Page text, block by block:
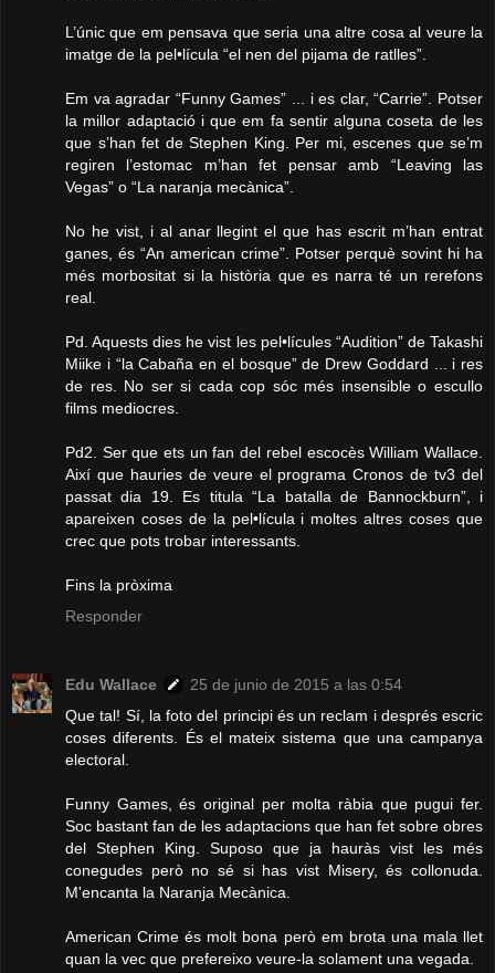
L’únic que em pensava que seria una altre cosa al veure la
imatge de la pel•lícula “el nen del pijama de ratlles”.
Em va agradar “Funny Games” ... i es clar, “Carrie”. Potser
la millor adaptació i que em fa sentir alguna coseta de les
que s’han fet de Stephen King. Per mi, escenes que se’m
regiren l’estomac m’han fet pensar amb “Leaving las
Vegas” o “La naranja mecànica”.
No he vist, i al anar llegint el que has escrit m’han entrat
ganes, és “An american crime”. Potser perquè sovint hi ha
més morbositat si la història que es narra té un rerefons
real.
Pd. Aquests dies he vist les pel•lícules “Audition” de Takashi
Miike i “la Cabaña en el bosque” de Drew Goddard ... i res
de res. No ser si cada cop sóc més insensible o escullo
films mediocres.
Pd2. Ser que ets un fan del rebel escocès William Wallace.
Així que hauries de veure el programa Cronos de tv3 del
passat dia 19. Es titula “La batalla de Bannockburn”, i
apareixen coses de la pel•lícula i moltes altres coses que
crec que pots trobar interessants.
Fins la pròxima
Responder
Edu Wallace
25 de junio de 2015 a las 0:54
Que tal! Sí, la foto del principi és un reclam i després escric
coses diferents. És el mateix sistema que una campanya
electoral.
Funny Games, és original per molta ràbia que pugui fer.
Soc bastant fan de les adaptacions que han fet sobre obres
del Stephen King. Suposo que ja hauràs vist les més
conegudes però no sé si has vist Misery, és collonuda.
M'encanta la Naranja Mecànica.
American Crime és molt bona però em brota una mala llet
quan la vec que prefereixo veure-la solament una vegada.